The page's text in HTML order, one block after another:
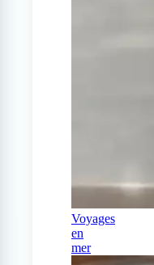
Voyages
en
mer